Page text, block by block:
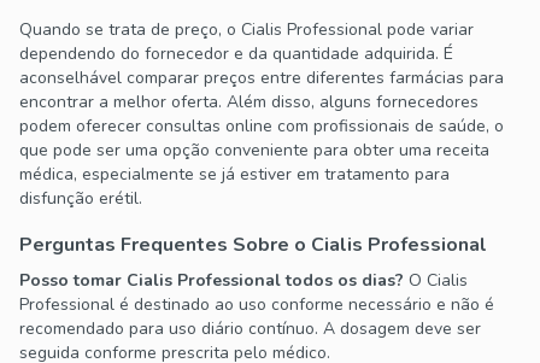
Quando se trata de preço, o Cialis Professional pode variar
dependendo do fornecedor e da quantidade adquirida. É
aconselhável comparar preços entre diferentes farmácias para
encontrar a melhor oferta. Além disso, alguns fornecedores
podem oferecer consultas online com profissionais de saúde, o
que pode ser uma opção conveniente para obter uma receita
médica, especialmente se já estiver em tratamento para
disfunção erétil.
Perguntas Frequentes Sobre o Cialis Professional
Posso tomar Cialis Professional todos os dias? O Cialis
Professional é destinado ao uso conforme necessário e não é
recomendado para uso diário contínuo. A dosagem deve ser
seguida conforme prescrita pelo médico.